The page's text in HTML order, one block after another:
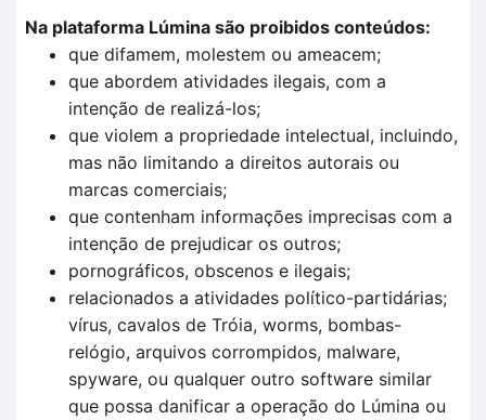
Na plataforma Lúmina são proibidos conteúdos:
que difamem, molestem ou ameacem;
que abordem atividades ilegais, com a
intenção de realizá-los;
que violem a propriedade intelectual, incluindo,
mas não limitando a direitos autorais ou
marcas comerciais;
que contenham informações imprecisas com a
intenção de prejudicar os outros;
pornográficos, obscenos e ilegais;
relacionados a atividades político-partidárias;
vírus, cavalos de Tróia, worms, bombas-
relógio, arquivos corrompidos, malware,
spyware, ou qualquer outro software similar
que possa danificar a operação do Lúmina ou